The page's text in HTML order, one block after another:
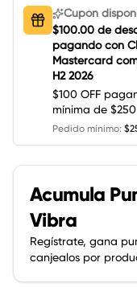
Cupón
$100.00 de
pagando con
Mastercard
H2 2026
$100 OFF
mínima de $250
Pedido mínimo:
Acumula
Vibra
Regístrate, gana
canjealos por